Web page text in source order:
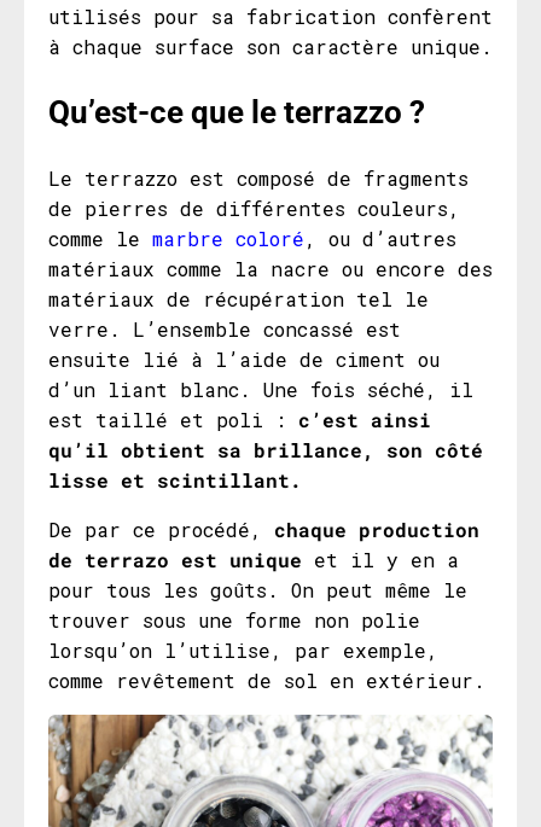
utilisés pour sa fabrication confèrent
à chaque surface son caractère unique.
Qu’est-ce que le terrazzo ?
Le terrazzo est composé de fragments
de pierres de différentes couleurs,
comme le marbre coloré, ou d’autres
matériaux comme la nacre ou encore des
matériaux de récupération tel le
verre. L’ensemble concassé est
ensuite lié à l’aide de ciment ou
d’un liant blanc. Une fois séché, il
est taillé et poli : c’est ainsi
qu’il obtient sa brillance, son côté
lisse et scintillant.
De par ce procédé, chaque production
de terrazo est unique et il y en a
pour tous les goûts. On peut même le
trouver sous une forme non polie
lorsqu’on l’utilise, par exemple,
comme revêtement de sol en extérieur.